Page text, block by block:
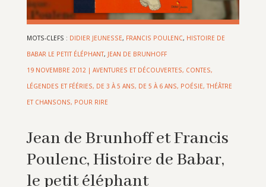
MOTS-CLEFS : DIDIER JEUNESSE, FRANCIS POULENC, HISTOIRE DE
BABAR LE PETIT ÉLÉPHANT, JEAN DE BRUNHOFF
19 NOVEMBRE 2012 | AVENTURES ET DÉCOUVERTES, CONTES,
LÉGENDES ET FÉÉRIES, DE 3 À 5 ANS, DE 5 À 6 ANS, POÉSIE, THÉÂTRE
ET CHANSONS, POUR RIRE
Jean de Brunhoff et Francis
Poulenc, Histoire de Babar,
le petit éléphant